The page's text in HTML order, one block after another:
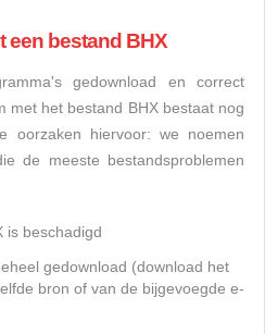
een bestand BHX
gedownload en correct
met het bestand BHX bestaat nog
oorzaken hiervoor: we noemen
de meeste bestandsproblemen
is beschadigd
gedownload (download het
bron of van de bijgevoegde e-